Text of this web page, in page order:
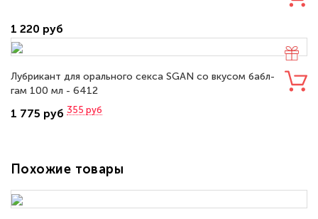
1 220 руб
Лубрикант для орального секса SGAN со вкусом бабл-
гам 100 мл - 6412
1 775 руб 355 руб
Похожие товары